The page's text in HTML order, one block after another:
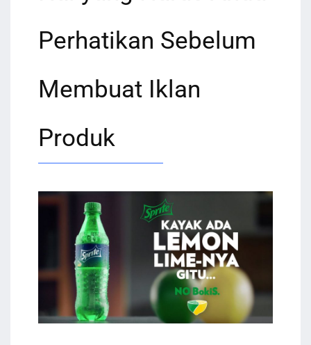
Perhatikan Sebelum
Membuat Iklan
Produk